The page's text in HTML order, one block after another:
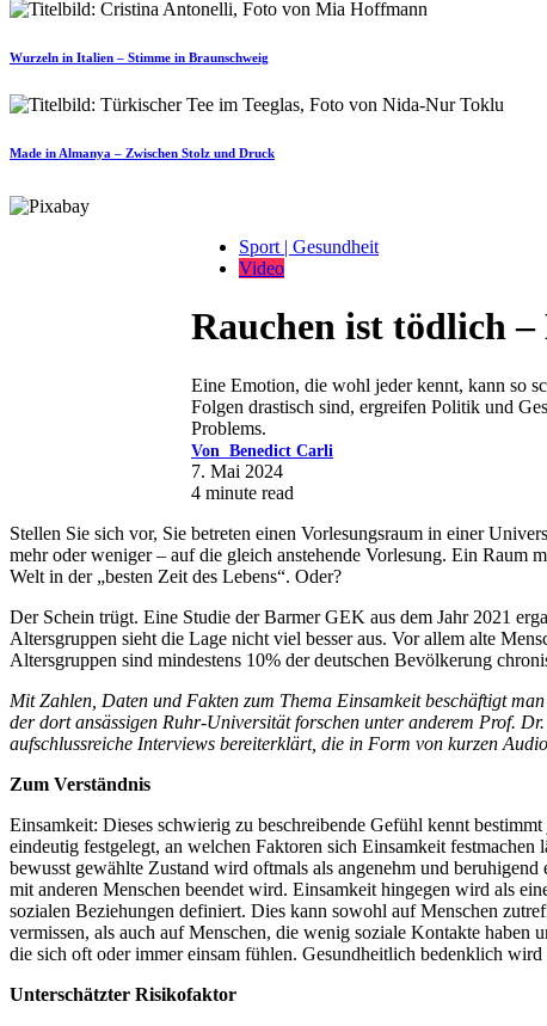
Wurzeln in Italien – Stimme in Braunschweig
Made in Almanya – Zwischen Stolz und Druck
Sport | Gesundheit
Video
Rauchen ist tödlich
Eine Emotion, die wohl jeder kennt, kann so
Folgen drastisch sind, ergreifen Politik und
Problems.
Von Benedict Carli
7. Mai 2024
4 minute read
Stellen Sie sich vor, Sie betreten einen Vorlesungsraum in einer
mehr oder weniger – auf die gleich anstehende Vorlesung. Ein Raum
Welt in der „besten Zeit des Lebens“. Oder?
Der Schein trügt. Eine Studie der Barmer GEK aus dem Jahr 2021
Altersgruppen sieht die Lage nicht viel besser aus. Vor allem alte
Altersgruppen sind mindestens 10% der deutschen Bevölkerung
Mit Zahlen, Daten und Fakten zum Thema Einsamkeit beschäftigt
der dort ansässigen Ruhr-Universität forschen unter anderem Prof.
aufschlussreiche Interviews bereiterklärt, die in Form von kurzen
Zum Verständnis
Einsamkeit: Dieses schwierig zu beschreibende Gefühl kennt
eindeutig festgelegt, an welchen Faktoren sich Einsamkeit
bewusst gewählte Zustand wird oftmals als angenehm und
mit anderen Menschen beendet wird. Einsamkeit hingegen wird als
sozialen Beziehungen definiert. Dies kann sowohl auf Menschen
vermissen, als auch auf Menschen, die wenig soziale Kontakte haben
die sich oft oder immer einsam fühlen. Gesundheitlich bedenklich
Unterschätzter Risikofaktor